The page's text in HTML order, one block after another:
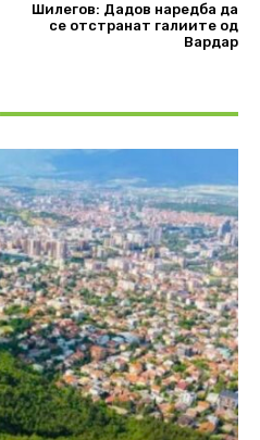
Шилегов: Дадов наредба да
се отстранат галиите од
Вардар